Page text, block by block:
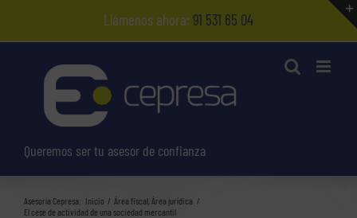
contenido
Llámenos ahora: 91 531 65 04
Queremos ser tu asesor de confianza
Asesoría Cepresa: Inicio Área fiscal Área jurídica
El cese de actividad de una sociedad mercantil